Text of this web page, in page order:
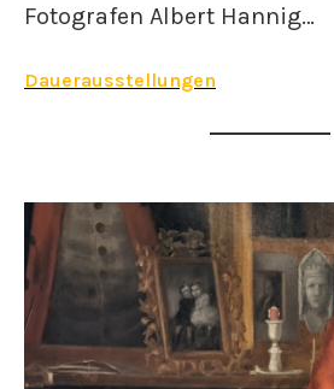
Fotografen Albert Hannig…
Dauerausstellungen